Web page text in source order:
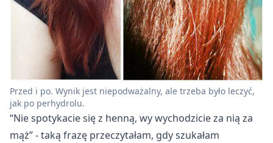
Przed i po. Wynik jest niepodważalny, ale trzeba było leczyć,
jak po perhydrolu.
“Nie spotykacie się z henną, wy wychodzicie za nią za
mąż” - taką frazę przeczytałam, gdy szukałam